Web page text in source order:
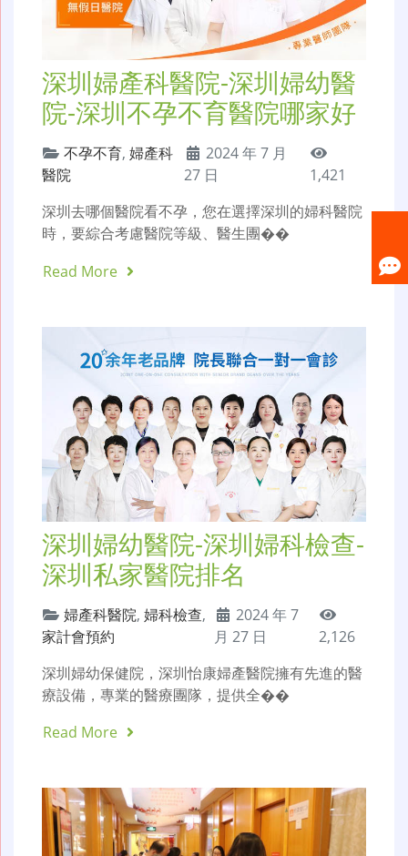
深圳婦產科醫院-深圳婦幼醫
院-深圳不孕不育醫院哪家好
不孕不育, 婦產科
醫院
2024 年 7 月
27 日
1,421
深圳去哪個醫院看不孕，您在選擇深圳的婦科醫院
時，要綜合考慮醫院等級、醫生團��
Read More
深圳婦幼醫院-深圳婦科檢查-
深圳私家醫院排名
婦產科醫院, 婦科檢查,
家計會預約
2024 年 7
月 27 日
2,126
深圳婦幼保健院，深圳怡康婦產醫院擁有先進的醫
療設備，專業的醫療團隊，提供全��
Read More